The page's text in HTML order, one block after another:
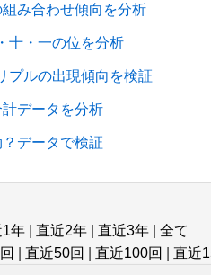
み合わせ傾向を分析
十・一の位を分析
プルの出現傾向を検証
データを分析
データで検証
1年 直近2年 直近3年
全て
直近50回 直近100回 直近